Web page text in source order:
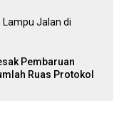
Pembaruan
Ruas Protokol